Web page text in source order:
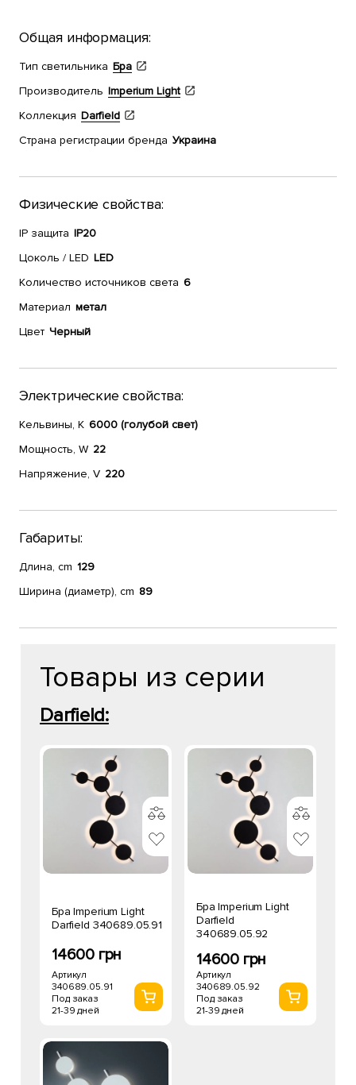
Общая информация:
Тип светильника Бра
Производитель Imperium Light
Коллекция Darfield
Страна регистрации бренда Украина
Физические свойства:
IP защита IP20
Цоколь / LED LED
Количество источников света 6
Материал метал
Цвет Черный
Электрические свойства:
Кельвины, К 6000 (голубой свет)
Мощность, W 22
Напряжение, V 220
Габариты:
Длина, cm 129
Ширина (диаметр), cm 89
Товары из серии
Darfield:
Бра Imperium Light
Darfield 340689.05.91
14600 грн
Артикул
340689.05.91
Под заказ
21-39 дней
Бра Imperium Light
Darfield
340689.05.92
14600 грн
Артикул
340689.05.92
Под заказ
21-39 дней